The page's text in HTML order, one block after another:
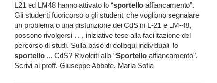
L21 ed LM48 hanno attivato lo “sportello affiancamento”.
Gli studenti fuoricorso o gli studenti che vogliono segnalare
un problema o una disfunzione dei CdS in L-21 e LM-48,
possono rivolgersi ... , iniziative tese alla facilitazione del
percorso di studi. Sulla base di colloqui individuali, lo
sportello ... CdS? Rivolgiti allo “Sportello affiancamento".
Scrivi ai proff. Giuseppe Abbate, Maria Sofia